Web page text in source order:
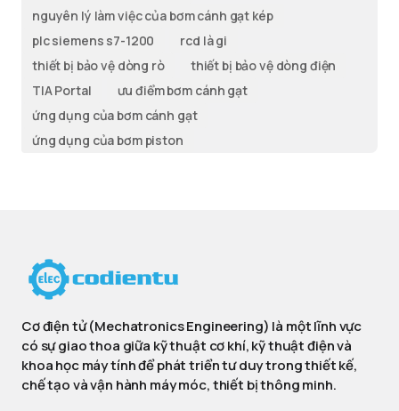
nguyên lý làm việc của bơm cánh gạt kép
plc siemens s7-1200
rcd là gi
thiết bị bảo vệ dòng rò
thiết bị bảo vệ dòng điện
TIA Portal
ưu điểm bơm cánh gạt
ứng dụng của bơm cánh gạt
ứng dụng của bơm piston
Cơ điện tử (Mechatronics Engineering) là một lĩnh vực
có sự giao thoa giữa kỹ thuật cơ khí, kỹ thuật điện và
khoa học máy tính để phát triển tư duy trong thiết kế,
chế tạo và vận hành máy móc, thiết bị thông minh.